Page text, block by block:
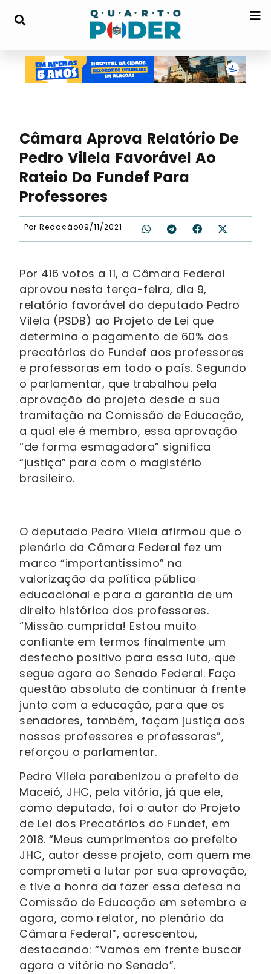
Câmara Aprova Relatório De
Pedro Vilela Favorável Ao
Rateio Do Fundef Para
Professores
Por Redação09/11/2021
Por 416 votos a 11, a Câmara Federal
aprovou nesta terça-feira, dia 9,
relatório favorável do deputado Pedro
Vilela (PSDB) ao Projeto de Lei que
determina o pagamento de 60% dos
precatórios do Fundef aos professores
e professoras em todo o país. Segundo
o parlamentar, que trabalhou pela
aprovação do projeto desde a sua
tramitação na Comissão de Educação,
a qual ele é membro, essa aprovação
“de forma esmagadora” significa
“justiça” para com o magistério
brasileiro.
O deputado Pedro Vilela afirmou que o
plenário da Câmara Federal fez um
marco “importantíssimo” na
valorização da política pública
educacional e para a garantia de um
direito histórico dos professores.
“Missão cumprida! Estou muito
confiante em termos finalmente um
desfecho positivo para essa luta, que
segue agora ao Senado Federal. Faço
questão absoluta de continuar à frente
junto com a educação, para que os
senadores, também, façam justiça aos
nossos professores e professoras”,
reforçou o parlamentar.
Pedro Vilela parabenizou o prefeito de
Maceió, JHC, pela vitória, já que ele,
como deputado, foi o autor do Projeto
de Lei dos Precatórios do Fundef, em
2018. “Meus cumprimentos ao prefeito
JHC, autor desse projeto, com quem me
comprometi a lutar por sua aprovação,
e tive a honra da fazer essa defesa na
Comissão de Educação em setembro e
agora, como relator, no plenário da
Câmara Federal”, acrescentou,
destacando: “Vamos em frente buscar
agora a vitória no Senado”.